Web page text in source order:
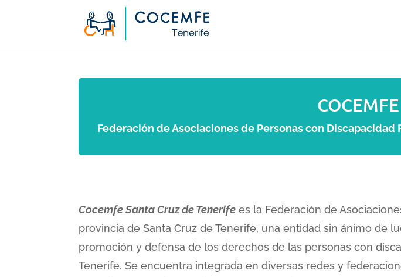
Federación de Asociaciones de Personas con
Cocemfe Santa Cruz de Tenerife es la Federación de
provincia de Santa Cruz de Tenerife, una entidad sin ánimo de
promoción y defensa de los derechos de las personas con
Tenerife. Se encuentra integrada en diversas redes y